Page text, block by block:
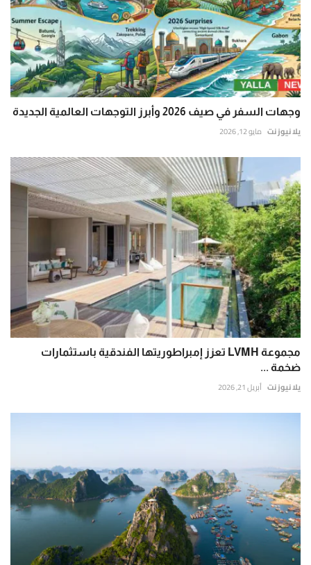
وجهات السفر في صيف 2026 وأبرز التوجهات العالمية الجديدة
يلا نيوز نت مايو 12, 2026
مجموعة LVMH تعزز إمبراطوريتها الفندقية باستثمارات
ضخمة ...
يلا نيوز نت أبريل 21, 2026